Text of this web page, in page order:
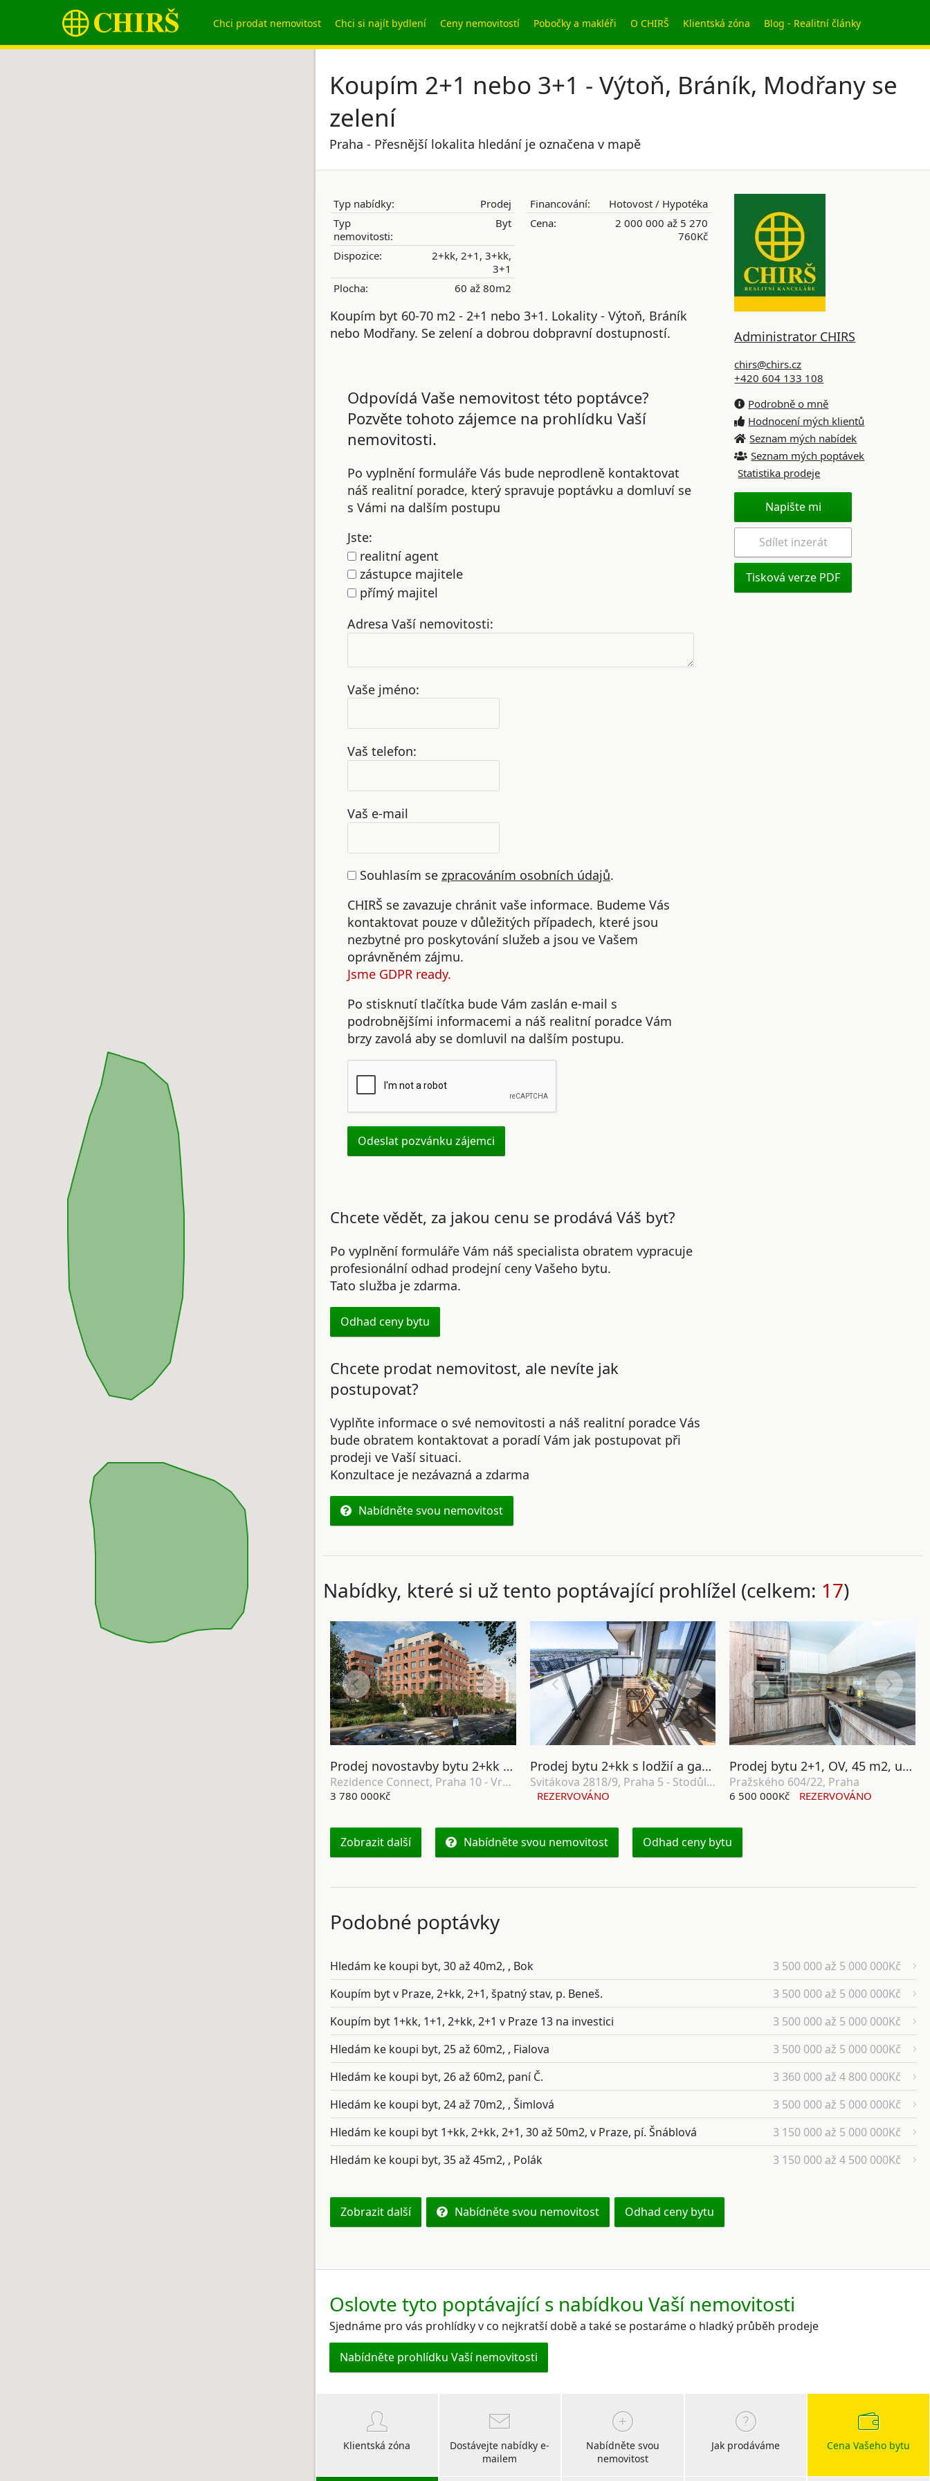
Chci prodat nemovitost Chci si najít bydlení Ceny nemovitostí Pobočky a makléři O CHIRŠ Klientská zóna Blog - Realitní články
Koupím 2+1 nebo 3+1 - Výtoň, Bráník, Modřany se
zelení
Praha - Přesnější lokalita hledání je označena v mapě
Typ nabídky:
Prodej
Typ
nemovitosti:
Byt
Dispozice:
2+kk, 2+1, 3+kk,
3+1
Plocha:
60 až 80m2
Financování:
Hotovost / Hypotéka
Cena:
2 000 000 až 5 270
760Kč
Koupím byt 60-70 m2 - 2+1 nebo 3+1. Lokality - Výtoň, Bráník
nebo Modřany. Se zelení a dobrou dobpravní dostupností.
Odpovídá Vaše nemovitost této poptávce?
Pozvěte tohoto zájemce na prohlídku Vaší
nemovitosti.
Po vyplnění formuláře Vás bude neprodleně kontaktovat
náš realitní poradce, který spravuje poptávku a domluví se
s Vámi na dalším postupu
Jste:
realitní agent
zástupce majitele
přímý majitel
Adresa Vaší nemovitosti:
Vaše jméno:
Vaš telefon:
Vaš e-mail
Souhlasím se zpracováním osobních údajů.
CHIRŠ se zavazuje chránit vaše informace. Budeme Vás
kontaktovat pouze v důležitých případech, které jsou
nezbytné pro poskytování služeb a jsou ve Vašem
oprávněném zájmu.
Jsme GDPR ready.
Po stisknutí tlačítka bude Vám zaslán e-mail s
podrobnějšími informacemi a náš realitní poradce Vám
brzy zavolá aby se domluvil na dalším postupu.
Chcete vědět, za jakou cenu se prodává Váš byt?
Po vyplnění formuláře Vám náš specialista obratem vypracuje
profesionální odhad prodejní ceny Vašeho bytu.
Tato služba je zdarma.
Odhad ceny bytu
Chcete prodat nemovitost, ale nevíte jak
postupovat?
Vyplňte informace o své nemovitosti a náš realitní poradce Vás
bude obratem kontaktovat a poradí Vám jak postupovat při
prodeji ve Vaší situaci.
Konzultace je nezávazná a zdarma
Nabídněte svou nemovitost
Administrator CHIRS
chirs@chirs.cz
+420 604 133 108
Podrobně o mně
Hodnocení mých klientů
Seznam mých nabídek
Seznam mých poptávek
Statistika prodeje
Napište mi
Sdílet inzerát
Tisková verze PDF
Nabídky, které si už tento poptávající prohlížel (celkem: 17)
Prodej novostavby bytu 2+kk se zahradou, terasou, lodžií, sklepem a garážovým stáním, DV, 64 m2, Praha 10 - Vršovice
Rezidence Connect, Praha 10 - Vršovice
3 780 000Kč
Prodej bytu 2+kk s lodžií a garážovým stáním, OV, 58m², ul. Svitákova 2818/9, Praha 5 - Stodůlky
Svitákova 2818/9, Praha 5 - Stodůlky
REZERVOVÁNO
Prodej bytu 2+1, OV, 45 m2, ul. Pražského 604/22, Praha 5 - Barrandov
Pražského 604/22, Praha
6 500 000Kč REZERVOVÁNO
Zobrazit další Nabídněte svou nemovitost Odhad ceny bytu
Podobné poptávky
Hledám ke koupi byt, 30 až 40m2, , Bok
3 500 000 až 5 000 000Kč
Koupím byt v Praze, 2+kk, 2+1, špatný stav, p. Beneš.
3 500 000 až 5 000 000Kč
Koupím byt 1+kk, 1+1, 2+kk, 2+1 v Praze 13 na investici
3 500 000 až 5 000 000Kč
Hledám ke koupi byt, 25 až 60m2, , Fialova
3 500 000 až 5 000 000Kč
Hledám ke koupi byt, 26 až 60m2, paní Č.
3 360 000 až 4 800 000Kč
Hledám ke koupi byt, 24 až 70m2, , Šimlová
3 500 000 až 5 000 000Kč
Hledám ke koupi byt 1+kk, 2+kk, 2+1, 30 až 50m2, v Praze, pí. Šnáblová
3 150 000 až 5 000 000Kč
Hledám ke koupi byt, 35 až 45m2, , Polák
3 150 000 až 4 500 000Kč
Zobrazit další Nabídněte svou nemovitost Odhad ceny bytu
Oslovte tyto poptávající s nabídkou Vaší nemovitosti
Sjednáme pro vás prohlídky v co nejkratší době a také se postaráme o hladký průběh prodeje
Nabídněte prohlídku Vaší nemovitosti
Klientská zóna
Dostávejte nabídky e-
mailem
Nabídněte svou
nemovitost
Jak prodáváme Cena Vašeho bytu